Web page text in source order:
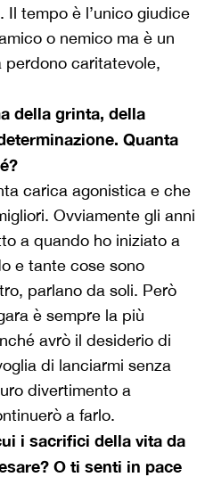
tempo è l’unico giudice
o nemico ma è un
caritatevole,
della grinta, della
Quanta
carica agonistica e che
Ovviamente gli anni
a quando ho iniziato a
e tante cose sono
parlano da soli. Però
è sempre la più
avrò il desiderio di
di lanciarmi senza
divertimento a
a farlo.
i sacrifici della vita da
O ti senti in pace